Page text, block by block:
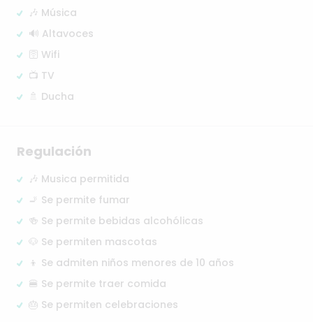
🎶 Música
🔊 Altavoces
🛜 Wifi
📺 TV
🚿 Ducha
Regulación
🎶 Musica permitida
🚬 Se permite fumar
🍻 Se permite bebidas alcohólicas
🐶 Se permiten mascotas
👦 Se admiten niños menores de 10 años
🍔 Se permite traer comida
🎂 Se permiten celebraciones